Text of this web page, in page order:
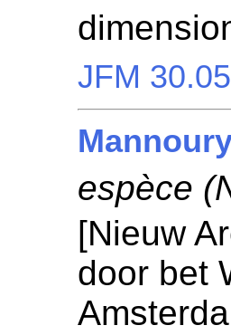
JFM
espèce
[Nieuw
door bet